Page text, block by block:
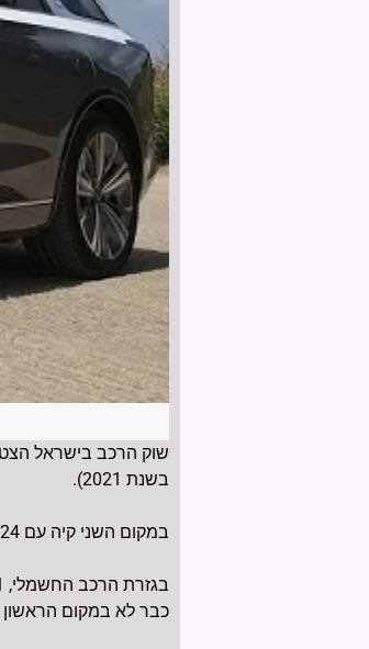
בשנת 2021).
במקום השני קיה עם 38,224 רכבים (40,035 ב-2021) ולמקום השלישי ירדה טויוטה עם 36,881 רכבים לאחר ירידה של מעל 11% (41,579 ב-2021).
כבר לא במקום